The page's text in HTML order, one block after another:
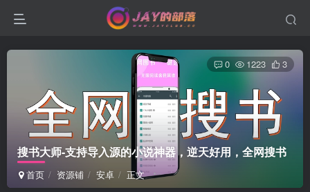
搜书大师-支持导入源的小说神器，逆天好用，全网搜书
首页 资源铺 安卓 正文
0 1223 3